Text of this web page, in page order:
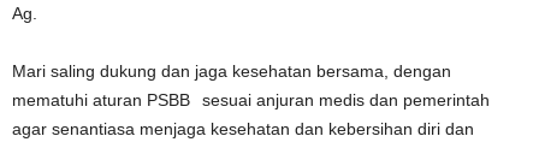
Ag.
Mari saling dukung dan jaga kesehatan bersama, dengan
mematuhi aturan PSBB⠀sesuai anjuran medis dan pemerintah
agar senantiasa menjaga kesehatan dan kebersihan diri dan